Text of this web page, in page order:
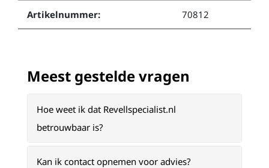
Artikelnummer: 70812
Meest gestelde vragen
Hoe weet ik dat Revellspecialist.nl
betrouwbaar is?
Kan ik contact opnemen voor advies?